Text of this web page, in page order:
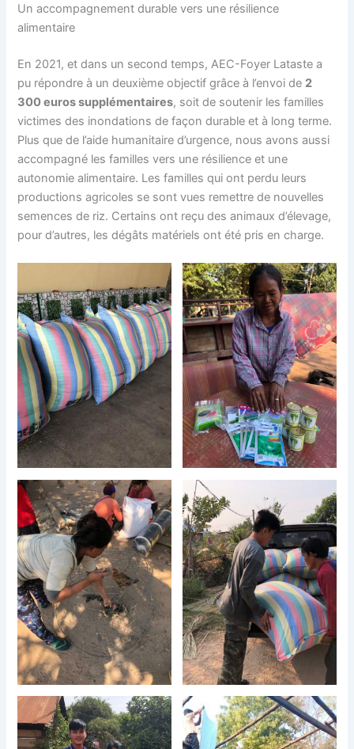
Un accompagnement durable vers une résilience
alimentaire
En 2021, et dans un second temps, AEC-Foyer Lataste a
pu répondre à un deuxième objectif grâce à l’envoi de 2
300 euros supplémentaires, soit de soutenir les familles
victimes des inondations de façon durable et à long terme.
Plus que de l’aide humanitaire d’urgence, nous avons aussi
accompagné les familles vers une résilience et une
autonomie alimentaire. Les familles qui ont perdu leurs
productions agricoles se sont vues remettre de nouvelles
semences de riz. Certains ont reçu des animaux d’élevage,
pour d’autres, les dégâts matériels ont été pris en charge.